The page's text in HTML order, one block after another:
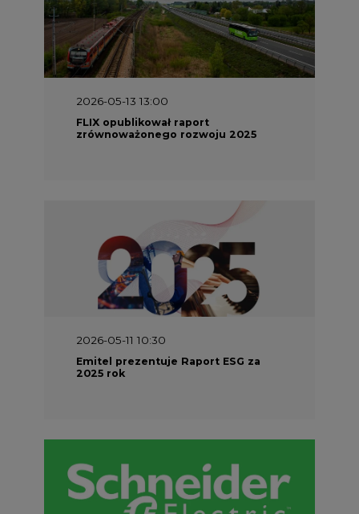
2026-05-13 13:00
FLIX opublikował raport
zrównoważonego rozwoju 2025
2026-05-11 10:30
Emitel prezentuje Raport ESG za
2025 rok